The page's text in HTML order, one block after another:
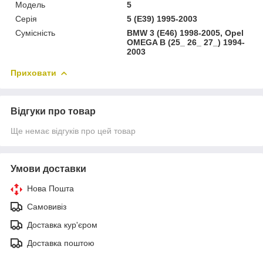
Модель
5
Серія
5 (E39) 1995-2003
Сумісність
BMW 3 (E46) 1998-2005, Opel
OMEGA B (25_ 26_ 27_) 1994-
2003
Приховати
Відгуки про товар
Ще немає відгуків про цей товар
Умови доставки
Нова Пошта
Самовивіз
Доставка кур'єром
Доставка поштою